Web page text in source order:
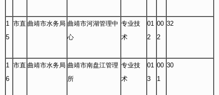
1
5
市直 曲靖市水务局 曲靖市河湖管理中
心
专业技
术
01
2
00
2
32
1
6
市直 曲靖市水务局 曲靖市南盘江管理
所
专业技
术
01
3
00
1
30